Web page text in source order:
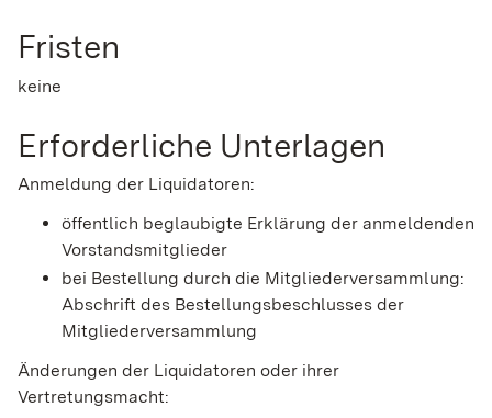
Fristen
keine
Erforderliche Unterlagen
Anmeldung der Liquidatoren:
öffentlich beglaubigte Erklärung der anmeldenden
Vorstandsmitglieder
bei Bestellung durch die Mitgliederversammlung:
Abschrift des Bestellungsbeschlusses der
Mitgliederversammlung
Änderungen der Liquidatoren oder ihrer
Vertretungsmacht: